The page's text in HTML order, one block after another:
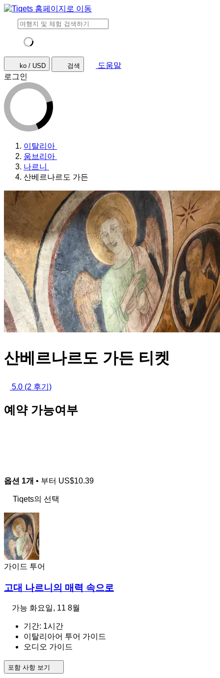
ko / USD 검색
도움말
로그인
이탈리아
움브리아
나르니
산베르나르도 가든
산베르나르도 가든 티켓
5.0 (2 후기)
예약 가능여부
옵션 1개 • 부터 US$10.39
Tiqets의 선택
가이드 투어
고대 나르니의 매력 속으로
가능 화요일, 11 8월
기간: 1시간
이탈리아어 투어 가이드
오디오 가이드
포함 사항 보기